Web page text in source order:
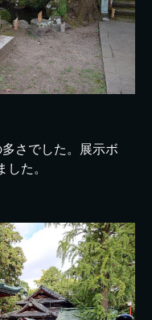
さでした。展示ボ
た。